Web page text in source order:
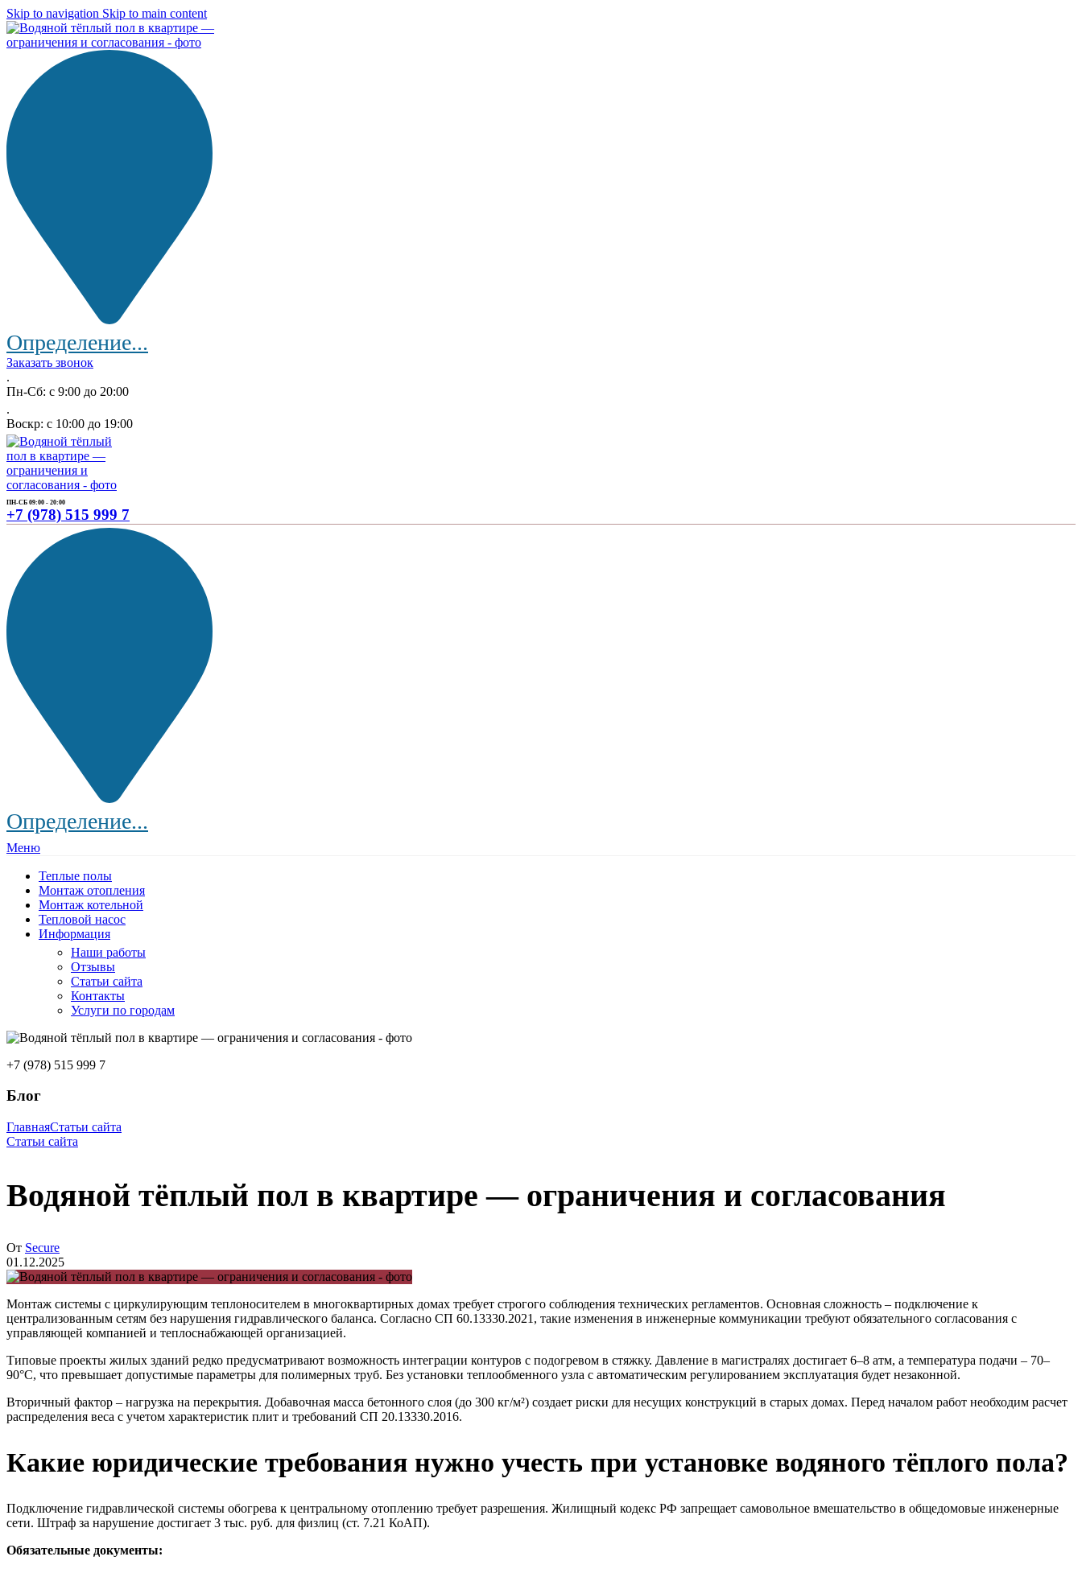
Skip to navigation Skip to main content
Определение...
Заказать звонок
.
Пн-Сб: с 9:00 до 20:00
.
Воскр: с 10:00 до 19:00
ПН-СБ 09:00 - 20:00
+7 (978) 515 999 7
Определение...
Меню
Теплые полы
Монтаж отопления
Монтаж котельной
Тепловой насос
Информация
Наши работы
Отзывы
Статьи сайта
Контакты
Услуги по городам
+7 (978) 515 999 7
Блог
ГлавнаяСтатьи сайта
Статьи сайта
Водяной тёплый пол в квартире — ограничения и согласования
От Secure
01.12.2025
Монтаж системы с циркулирующим теплоносителем в многоквартирных домах требует строгого соблюдения технических регламентов. Основная сложность – подключение к
централизованным сетям без нарушения гидравлического баланса. Согласно СП 60.13330.2021, такие изменения в инженерные коммуникации требуют обязательного согласования с
управляющей компанией и теплоснабжающей организацией.
Типовые проекты жилых зданий редко предусматривают возможность интеграции контуров с подогревом в стяжку. Давление в магистралях достигает 6–8 атм, а температура подачи – 70–
90°C, что превышает допустимые параметры для полимерных труб. Без установки теплообменного узла с автоматическим регулированием эксплуатация будет незаконной.
Вторичный фактор – нагрузка на перекрытия. Добавочная масса бетонного слоя (до 300 кг/м²) создает риски для несущих конструкций в старых домах. Перед началом работ необходим расчет
распределения веса с учетом характеристик плит и требований СП 20.13330.2016.
Какие юридические требования нужно учесть при установке водяного тёплого пола?
Подключение гидравлической системы обогрева к центральному отоплению требует разрешения. Жилищный кодекс РФ запрещает самовольное вмешательство в общедомовые инженерные
сети. Штраф за нарушение достигает 3 тыс. руб. для физлиц (ст. 7.21 КоАП).
Обязательные документы: